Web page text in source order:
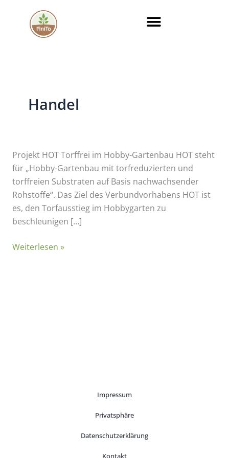
springen
Handel
Projekt HOT Torffrei im Hobby-Gartenbau HOT steht
für „Hobby-Gartenbau mit torfreduzierten und
torffreien Substraten auf Basis nachwachsender
Rohstoffe“. Das Ziel des Verbundvorhabens HOT ist
es, den Torfausstieg im Hobbygarten zu
beschleunigen […]
Projekt
HOT
Weiterlesen »
Impressum
Privatsphäre
Datenschutzerklärung
Kontakt